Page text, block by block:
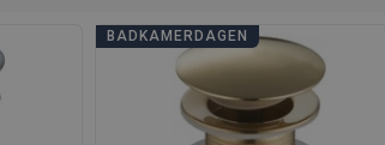
BADKAMERDAGEN